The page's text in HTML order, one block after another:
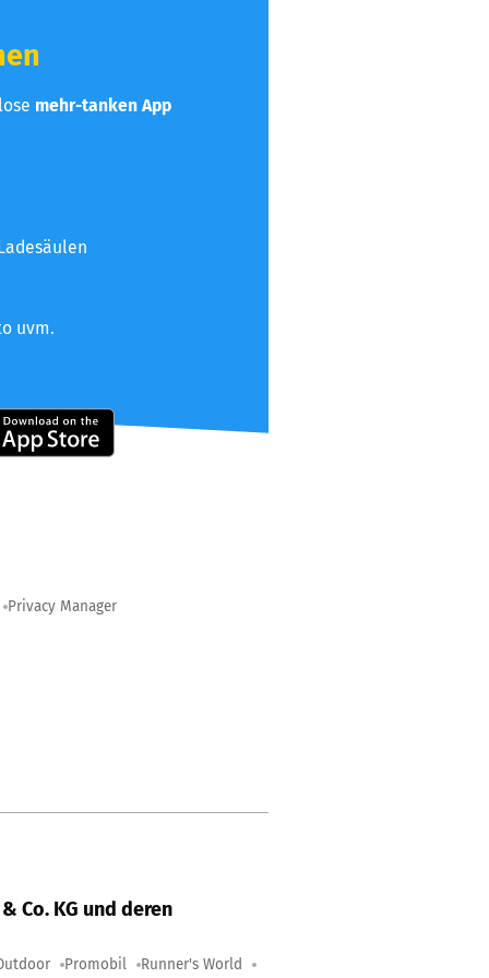
mehr-tanken App
uvm.
Privacy Manager
Co. KG und deren
Promobil Runner's World